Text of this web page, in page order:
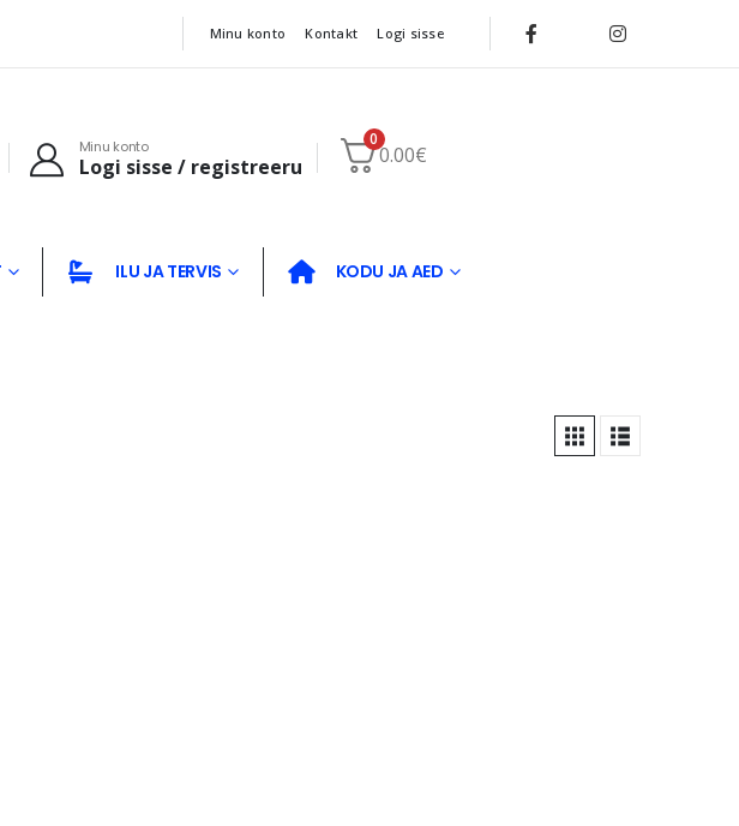
Minu konto Kontakt Logi sisse
Minu konto
Logi sisse / registreeru
0
0.00€
ILU JA TERVIS KODU JA AED